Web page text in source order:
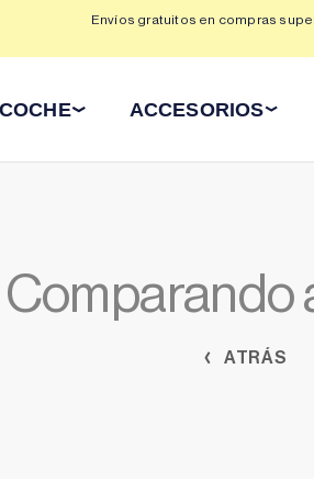
Envíos gratuitos en compras
ACCESORIOS
Comparando
ATRÁS